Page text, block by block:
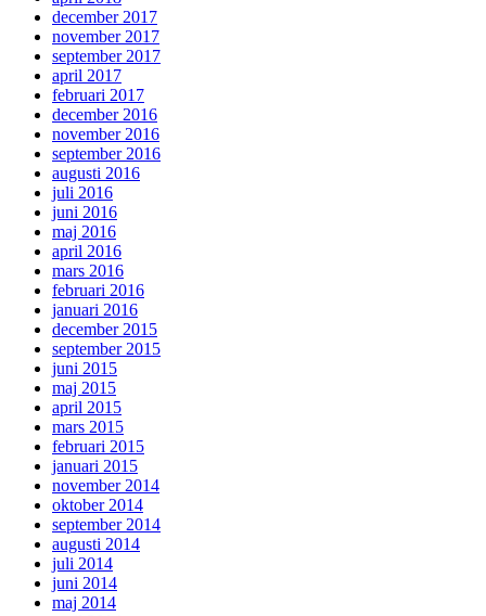
december 2017
november 2017
september 2017
april 2017
februari 2017
december 2016
november 2016
september 2016
augusti 2016
juli 2016
juni 2016
maj 2016
april 2016
mars 2016
februari 2016
januari 2016
december 2015
september 2015
juni 2015
maj 2015
april 2015
mars 2015
februari 2015
januari 2015
november 2014
oktober 2014
september 2014
augusti 2014
juli 2014
juni 2014
maj 2014